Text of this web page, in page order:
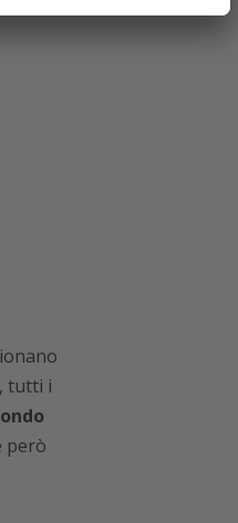
tutti i
però